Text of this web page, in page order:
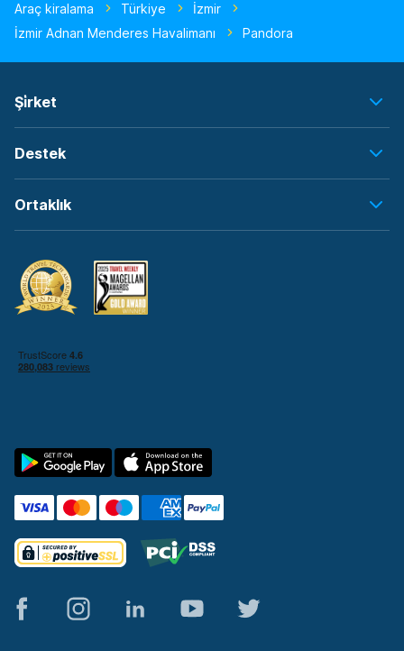
Araç kiralama Türkiye
İzmir
İzmir Adnan Menderes Havalimanı
Pandora
Şi̇rket
Destek
Ortaklık